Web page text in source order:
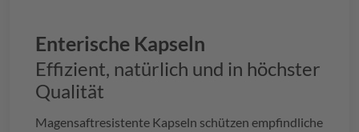
Enterische Kapseln
Effizient, natürlich und in höchster
Qualität
Magensaftresistente Kapseln schützen empfindliche